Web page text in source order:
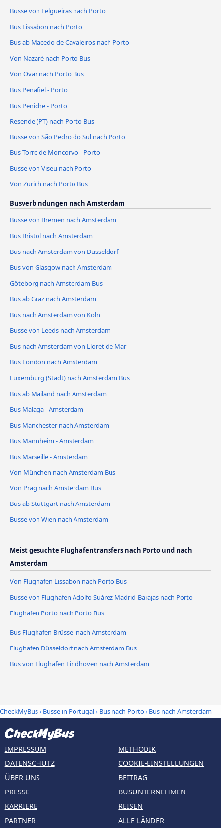
Busse von Felgueiras nach Porto
Bus Lissabon nach Porto
Bus ab Macedo de Cavaleiros nach Porto
Von Nazaré nach Porto Bus
Von Ovar nach Porto Bus
Bus Penafiel - Porto
Bus Peniche - Porto
Resende (PT) nach Porto Bus
Busse von São Pedro do Sul nach Porto
Bus Torre de Moncorvo - Porto
Busse von Viseu nach Porto
Von Zürich nach Porto Bus
Busverbindungen nach Amsterdam
Busse von Bremen nach Amsterdam
Bus Bristol nach Amsterdam
Bus nach Amsterdam von Düsseldorf
Bus von Glasgow nach Amsterdam
Göteborg nach Amsterdam Bus
Bus ab Graz nach Amsterdam
Bus nach Amsterdam von Köln
Busse von Leeds nach Amsterdam
Bus nach Amsterdam von Lloret de Mar
Bus London nach Amsterdam
Luxemburg (Stadt) nach Amsterdam Bus
Bus ab Mailand nach Amsterdam
Bus Malaga - Amsterdam
Bus Manchester nach Amsterdam
Bus Mannheim - Amsterdam
Bus Marseille - Amsterdam
Von München nach Amsterdam Bus
Von Prag nach Amsterdam Bus
Bus ab Stuttgart nach Amsterdam
Busse von Wien nach Amsterdam
Meist gesuchte Flughafentransfers nach Porto und nach
Amsterdam
Von Flughafen Lissabon nach Porto Bus
Busse von Flughafen Adolfo Suárez Madrid-Barajas nach Porto
Flughafen Porto nach Porto Bus
Bus Flughafen Brüssel nach Amsterdam
Flughafen Düsseldorf nach Amsterdam Bus
Bus von Flughafen Eindhoven nach Amsterdam
CheckMyBus› Busse in Portugal› Bus nach Porto› Bus nach Amsterdam
IMPRESSUM
DATENSCHUTZ
ÜBER UNS
PRESSE
KARRIERE
PARTNER
METHODIK
COOKIE-EINSTELLUNGEN
BEITRAG
BUSUNTERNEHMEN
REISEN
ALLE LÄNDER